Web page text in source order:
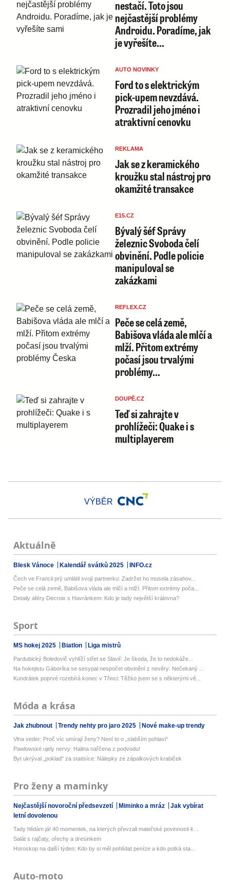
nestačí. Toto jsou
nejčastější problémy
Androidu. Poradíme, jak
je vyřešíte…
AUTO NOVINKY
Ford to s elektrickým
pick-upem nevzdává.
Prozradil jeho jméno i
atraktivní cenovku
REKLAMA
Jak se z keramického
kroužku stal nástroj pro
okamžité transakce
E15.CZ
Bývalý šéf Správy
železnic Svoboda čelí
obvinění. Podle policie
manipuloval se
zakázkami
REFLEX.CZ
Peče se celá země,
Babišova vláda ale mlčí a
mlží. Přitom extrémy
počasí jsou trvalými
problémy…
DOUPĚ.CZ
Teď si zahrajte v
prohlížeči: Quake i s
multiplayerem
VÝBĚR
Aktuálně
Blesk Vánoce Kalendář svátků 2025 INFO.cz
Čech ve Francii prý umlátil svojí partnerku: Zadržet ho musela zásahov...
Peče se celá země, Babišova vláda ale mlčí a mlží. Přitom extrémy poča...
Detaily aféry Decroix s Havránkem: Kdo je tady největší královna?
Sport
MS hokej 2025 Biatlon Liga mistrů
Pardubický Boledovič vyhlíží střet se Slavií: Je škoda, že to nedokáže...
Na hokejistu Gáboríka se sesypal nespočet obvinění z nevěry: Nečekaný ...
Kundrátek poprvé rozebírá konec v Třinci: Těžko jsem se s některými vě...
Móda a krása
Jak zhubnout Trendy nehty pro jaro 2025 Nové make-up trendy
Vlna veder: Proč víc umírají ženy? Není to o „slabším pohlaví“
Pawlowské ujely nervy: Halina nařčena z podvodu!
Byt ukrýval „poklad" za statisíce: Nálepky ze zápalkových krabiček
Pro ženy a maminky
Nejčastější novoroční předsevzetí Miminko a mráz
Jak vybírat
letní dovolenou
Tady hlídám já! 40 momentek, na kterých převzali mateřské povinnosti k...
Salát s rajčaty, ořechy a dresinkem
Horoskop na další týden: Kdo by si měl pohlídat peníze a kdo potká sta...
Auto-moto